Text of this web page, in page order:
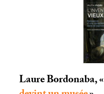
Laure Bordonaba, «